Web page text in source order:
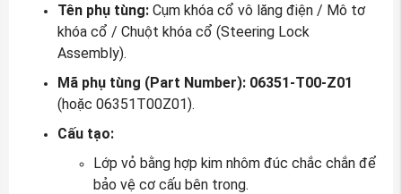
Tên phụ tùng:Cụm khóa cổ vô lăng điện / Mô tơ
khóa cổ / Chuột khóa cổ (Steering Lock
Assembly).
Mã phụ tùng (Part Number): 06351-T00-Z01
(hoặc 06351T00Z01).
Cấu tạo:
Lớp vỏ bằng hợp kim nhôm đúc chắc chắn để
bảo vệ cơ cấu bên trong.